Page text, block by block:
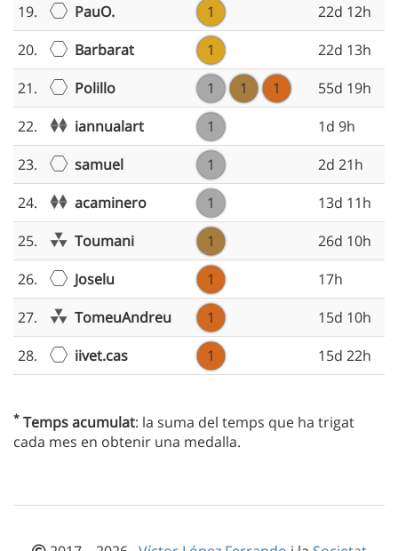
19.
PauO. 1
22d 12h
20.
Barbarat 1
22d 13h
21.
Polillo 1 1 1
55d 19h
22.
iannualart 1
1d 9h
23.
samuel 1
2d 21h
24.
acaminero 1
13d 11h
25.
Toumani 1
26d 10h
26.
Joselu 1
17h
27.
TomeuAndreu 1
15d 10h
28.
iivet.cas 1 15d 22h
* Temps acumulat: la suma del temps que ha trigat
cada mes en obtenir una medalla.